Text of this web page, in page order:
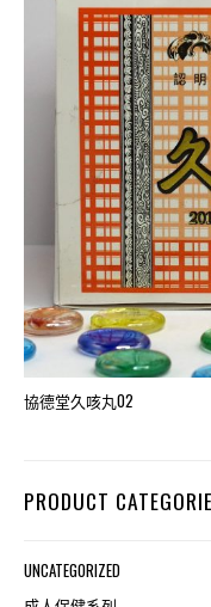
協德堂久咳丸02
PRODUCT
UNCATEGORIZED